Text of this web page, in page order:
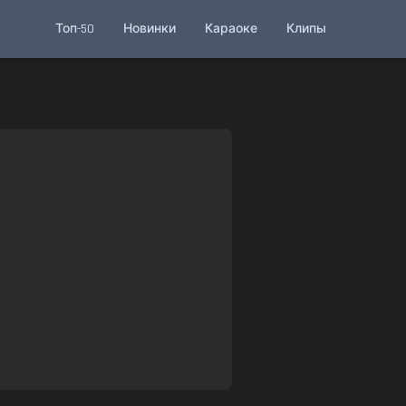
Топ-50 Новинки Караоке Клипы